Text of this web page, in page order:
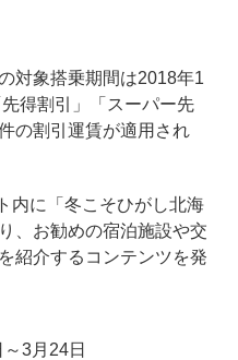
対象搭乗期間は2018年1
得割引」「スーパー先
の割引運賃が適用され
内に「冬こそひがし北海
、お勧めの宿泊施設や交
紹介するコンテンツを発
3月24日